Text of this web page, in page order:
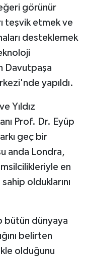
görünür
teşvik etmek ve
desteklemek
Davutpaşa
yapıldı.
Yıldız
Prof. Dr. Eyüp
geç bir
anda Londra,
en
olduklarını
bütün dünyaya
belirten
olduğunu